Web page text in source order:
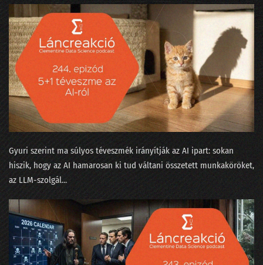
24. Néha az adatelemzők is szemészetre viszik a fájó fogú beteget
23. Mikortól gyűlölik meg a matekot a gyerekek?
22. Kinek higgyünk - jövőkutatók vagy laikusok?
21. Trágya vagy olaj?
20. Ne mássz fára, mert elüt a villamos
19. Szárnyalj szabadon, szép adattudósom!
18. Magyarázzuk az MI bizonyítványát
17. Nekünk minden egyformán popzene?
16. A falevél-számlálás hitelesítése és a Coelho-i mosoly
15. Gólok, árvizek és lórúgások
Gyuri szerint ma súlyos téveszmék irányítják az AI ipart: sokan
hiszik, hogy az AI hamarosan ki tud váltani összetett munkaköröket,
az LLM-szolgál...